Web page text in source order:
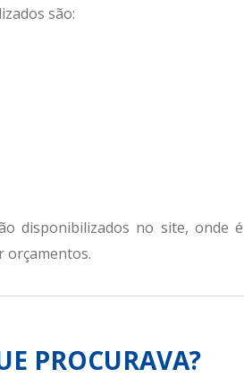
são:
disponibilizados no site, onde
orçamentos.
PROCURAVA?